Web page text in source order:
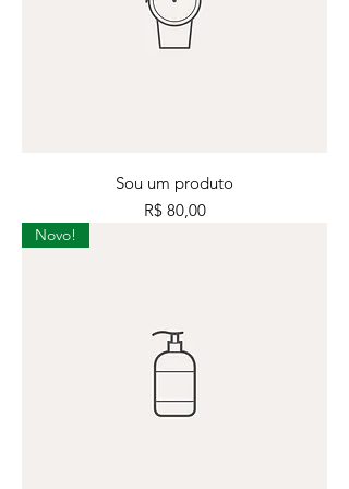
Sou um produto
Preço
R$ 80,00
Novo!